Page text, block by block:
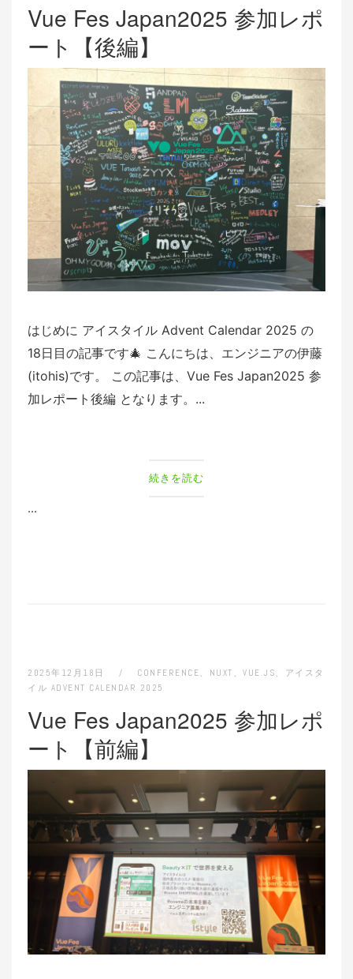
Vue Fes Japan2025 参加レポ
ート【後編】
はじめに アイスタイル Advent Calendar 2025 の
18日目の記事です🎄 こんにちは、エンジニアの伊藤
(itohis)です。 この記事は、Vue Fes Japan2025 参
加レポート後編 となります。...
続きを読む
...
2025年12月18日 CONFERENCE NUXT 、VUE.JS
アイスタ
イル ADVENT CALENDAR 2025
Vue Fes Japan2025 参加レポ
ート【前編】